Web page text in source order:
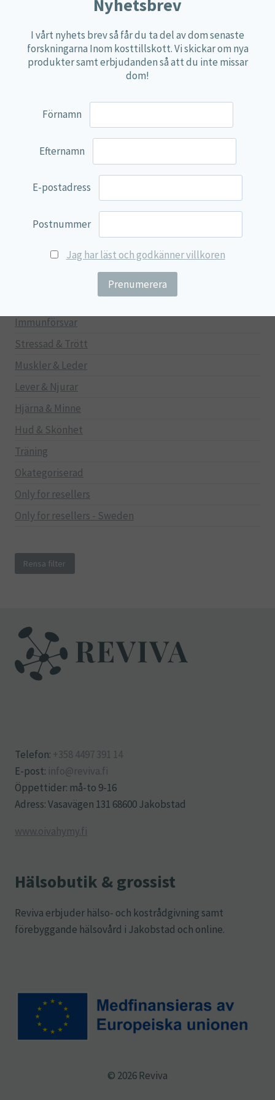
100% Natural
EVP Nutrition
Multi Nutrient
Lamberts
Svenska Örtmedicinska Institutet
Kenkou Selfcare
Immunförsvar
Stressad & Trött
Muskler & Leder
Lever & Njurar
Hjärna & Minne
Hud & Skönhet
Träning
Okategoriserad
Only for resellers
Only for resellers - Sweden
Rensa filter
Telefon: +358 4497 391 14
E-post: info@reviva.fi
Öppettider: må-to 9-16
Adress: Vasavägen 131 68600 Jakobstad
www.oivahymy.fi
Hälsobutik & grossist
Reviva erbjuder hälso- och kostrådgivning samt
förebyggande hälsovård i Jakobstad och online.
© 2026 Reviva
Nyhetsbrev
I vårt nyhets brev så får du ta del av dom senaste
forskningarna Inom kosttillskott. Vi skickar om nya
produkter samt erbjudanden så att du inte missar
dom!
Förnamn
Efternamn
E-postadress
Postnummer
Jag har läst och godkänner villkoren